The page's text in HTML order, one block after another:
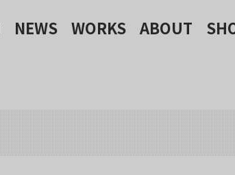
NEWS WORKS ABOUT